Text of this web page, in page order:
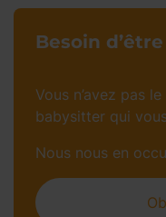
Besoin
Vous n’avez pas
babysitter qui
Nous nous en